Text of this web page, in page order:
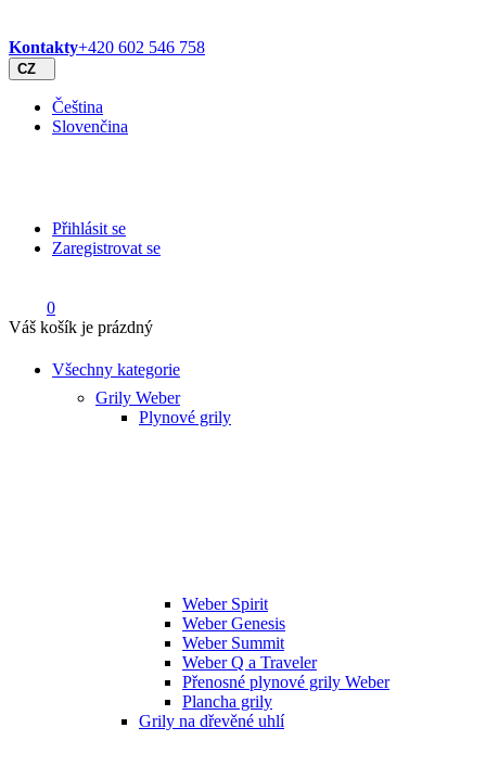
Kontakty+420 602 546 758
CZ
Čeština
Slovenčina
Přihlásit se
Zaregistrovat se
0
Váš košík je prázdný
Všechny kategorie
Grily Weber
Plynové grily
Weber Spirit
Weber Genesis
Weber Summit
Weber Q a Traveler
Přenosné plynové grily Weber
Plancha grily
Grily na dřevěné uhlí